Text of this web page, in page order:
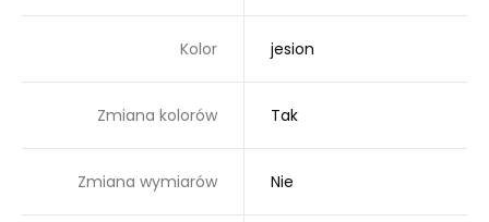
Kolor jesion
Zmiana kolorów Tak
Zmiana wymiarów Nie